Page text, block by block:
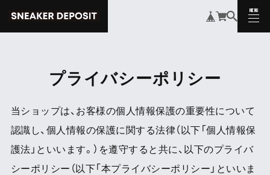
MENU
CLOSE
プライバシーポリシー
当ショップは、お客様の個人情報保護の重要性について
認識し、個人情報の保護に関する法律（以下「個人情報保
護法」といいます。）を遵守すると共に、以下のプライバ
シーポリシー（以下「本プライバシーポリシー」といいま